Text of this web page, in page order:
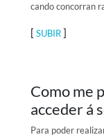
cando concorran
[ SUBIR]
Como me
acceder á
Para poder